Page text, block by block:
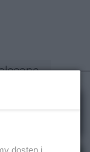
dostęp i